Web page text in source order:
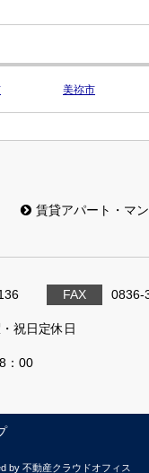
美祢市
賃貸アパート・マ
FAX 0836-
祝日定休日
：00
by 不動産クラウドオフィス